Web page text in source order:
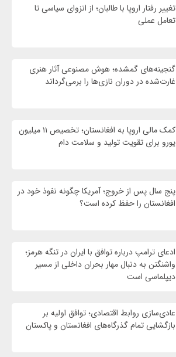
تغییر رفتار اروپا با طالبان؛ از انزوای سیاسی تا
تعامل عملی
گنجینه‌های گمشده؛ هوش مصنوعی آثار هنری
غارت‌شده در دوران نازی‌ها را برمی‌گرداند
کمک مالی اروپا به افغانستان؛ تخصیص ۱۱ میلیون
یورو برای تقویت تولید و سلامت دام
پنج سال پس از خروج؛ آمریکا چگونه نفوذ خود در
افغانستان را حفظ کرده است؟
ادعای ترامپ درباره توافق با ایران در تنگه هرمز؛
واشنگتن به دنبال مهار بحران داخلی از مسیر
دیپلماسی است
عادی‌سازی روابط اقتصادی؛ توافق اولیه بر
بازگشایی تمام گذرگاه‌های افغانستان و پاکستان